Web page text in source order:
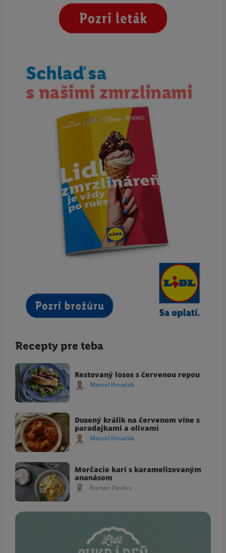
Recepty pre teba
Restovaný losos s červenou repou
Marcel Ihnačák
Dusený králik na červenom víne s
paradajkami a olivami
Marcel Ihnačák
Morčacie karí s karamelizovaným
ananásom
Roman Paulus